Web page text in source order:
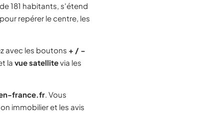
181 habitants, s'étend
repérer le centre, les
avec les boutons + / −
la vue satellitevia les
france.fr. Vous
immobilier et les avis